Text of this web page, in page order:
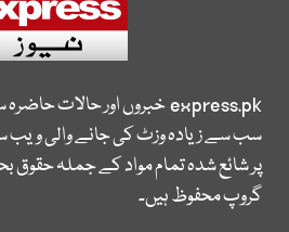
express.pkخبروں اور حالات
سب سے زیادہ وزٹ کی جانے والی
پر شائع شدہ تمام مواد کے جملہ حقوق
گروپ محفوظ ہیں۔